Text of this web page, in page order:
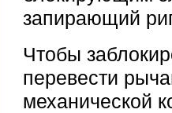
запирающий
Чтобы
перевести
механической